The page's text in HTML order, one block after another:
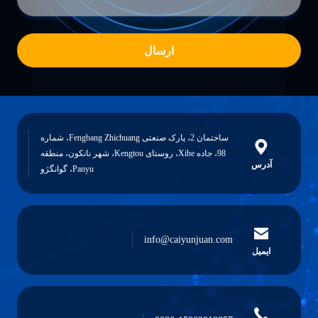
ارسال
آدرس
ساختمان 2، پارک صنعتی Fengbang Zhichuang، شماره
98، جاده Xihe، روستای Kengtou، شهر نانکون، منطقه
Panyu، گوانگژو
ایمیل
info@caiyunjuan.com